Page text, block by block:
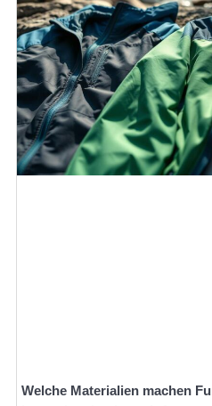
Welche Materialien machen